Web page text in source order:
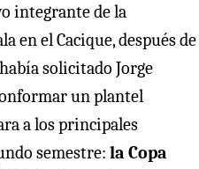
integrante de la
en el Cacique, después de
solicitado Jorge
un plantel
a los principales
semestre: la Copa